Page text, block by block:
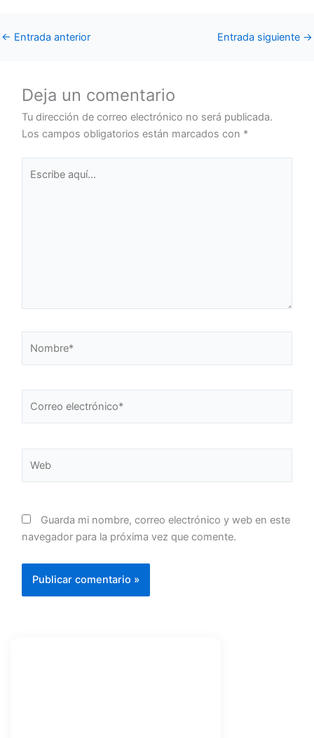
← Entrada anterior Entrada siguiente →
Deja un comentario
Tu dirección de correo electrónico no será publicada.
Los campos obligatorios están marcados con *
aquí...
Guarda mi nombre, correo electrónico y web en este
navegador para la próxima vez que comente.